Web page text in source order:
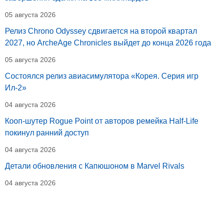
05 августа 2026
Релиз Chrono Odyssey сдвигается на второй квартал
2027, но ArcheAge Chronicles выйдет до конца 2026 года
05 августа 2026
Состоялся релиз авиасимулятора «Корея. Серия игр
Ил-2»
04 августа 2026
Кооп-шутер Rogue Point от авторов ремейка Half-Life
покинул ранний доступ
04 августа 2026
Детали обновления с Капюшоном в Marvel Rivals
04 августа 2026